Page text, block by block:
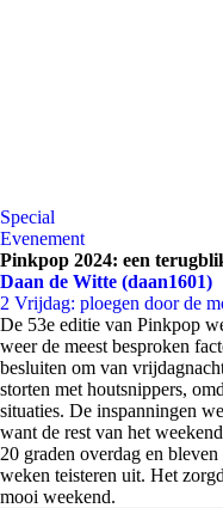
Special
Evenement
Pinkpop 2024: een
Daan de Witte (daan1601)
2 Vrijdag: ploegen door de
De 53e editie van Pinkpop
weer de meest besproken
besluiten om van
storten met houtsnippers,
situaties. De inspanningen
want de rest van het
20 graden overdag en
weken teisteren uit. Het
mooi weekend.